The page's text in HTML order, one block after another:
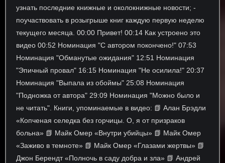
узнать последние книжные и околокнижные новости; -
поучаствовать в розыгрыше книг каждую первую неделю
текущего месяца. 00:00 Привет! 00:14 Как устроено это
видео 00:52 Номинация "С автором покончено!" 07:53
Номинация "Обманутые ожидания" 12:51 Номинация
"Эпичный провал" 16:15 Номинация "Не осилила!" 20:37
Номинация "Выпала из обоймы" 25:08 Номинация
"Подножка от автора" 29:09 Номинация "Можно было и
не читать". Книги, упоминаемые в видео: 📗 Алан Брэдли
«Копченая селедка без горчицы. О, я от призраков
больна» 📗 Майк Омер «Внутри убийцы» 📗 Майк Омер
«Заживо в темноте» 📗 Майк Омер «Глазами жертвы» 📗
Джон Берендт «Полночь в саду добра и зла» 📗 Андрей